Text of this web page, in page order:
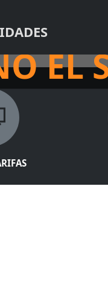
EL